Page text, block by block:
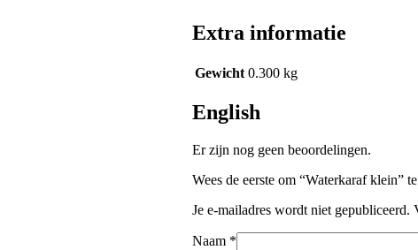
Extra informatie
Gewicht 0.300 kg
English
Er zijn nog geen beoordelingen.
Wees de eerste om “Waterkaraf klein”
Je e-mailadres wordt niet gepubliceerd.
Naam *